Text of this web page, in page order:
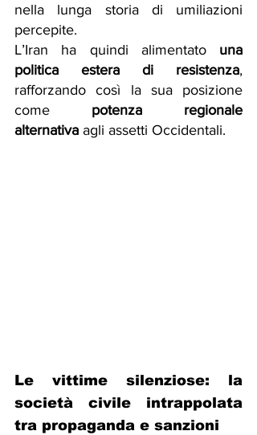
nella lunga storia di umiliazioni
percepite.
L’Iran ha quindi alimentato una
politica estera di resistenza,
rafforzando così la sua posizione
come potenza regionale
alternativa agli assetti Occidentali.
Le vittime silenziose: la
società civile intrappolata
tra propaganda e sanzioni